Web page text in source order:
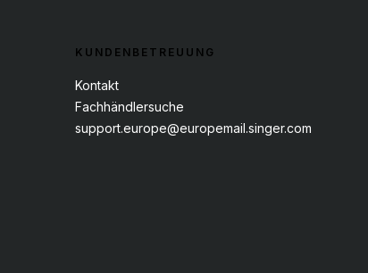
KUNDENBETREUUNG
Kontakt
Fachhändlersuche
support.europe@europemail.singer.com